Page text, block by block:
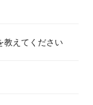
教えてください